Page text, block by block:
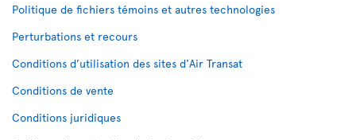
Politique de fichiers témoins et autres technologies
Perturbations et recours
Conditions d’utilisation des sites d'Air Transat
Conditions de vente
Conditions juridiques